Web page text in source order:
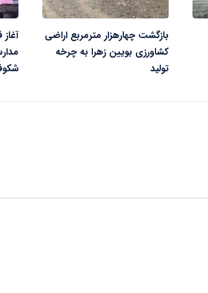
بازگشت چهارهزار مترمربع اراضی
کشاورزی بویین زهرا به چرخه
تولید